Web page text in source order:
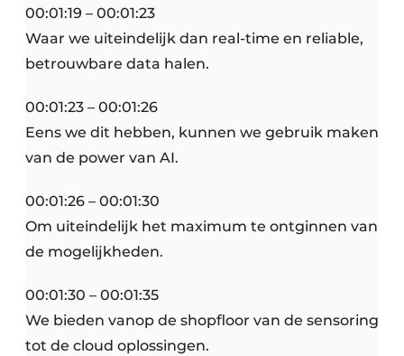
00:01:19 – 00:01:23
Waar we uiteindelijk dan real-time en reliable,
betrouwbare data halen.
00:01:23 – 00:01:26
Eens we dit hebben, kunnen we gebruik maken
van de power van AI.
00:01:26 – 00:01:30
Om uiteindelijk het maximum te ontginnen van
de mogelijkheden.
00:01:30 – 00:01:35
We bieden vanop de shopfloor van de sensoring
tot de cloud oplossingen.